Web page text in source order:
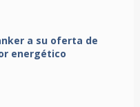
a su oferta de
energético